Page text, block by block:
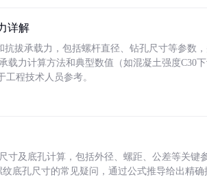
详解
拔承载力，包括螺杆直径、钻孔尺寸等参数
载力计算方法和典型数值（如混凝土强度C30
程技术人员参考。
寸及底孔计算，包括外径、螺距、公差等关键
纹底孔尺寸的常见疑问，通过公式推导给出精